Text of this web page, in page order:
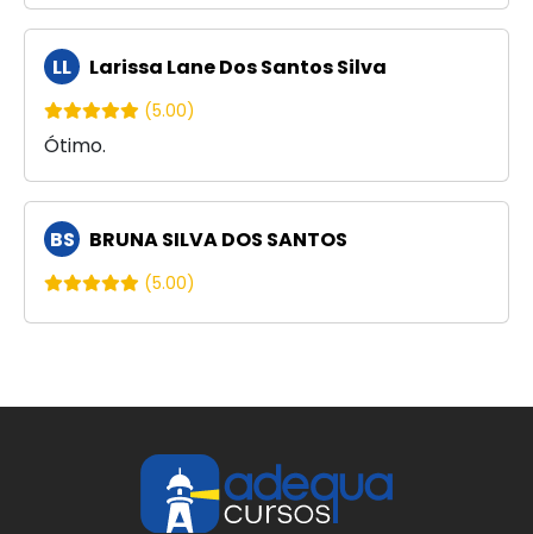
LL Larissa Lane Dos Santos Silva
(5.00)
Ótimo.
BS BRUNA SILVA DOS SANTOS
(5.00)